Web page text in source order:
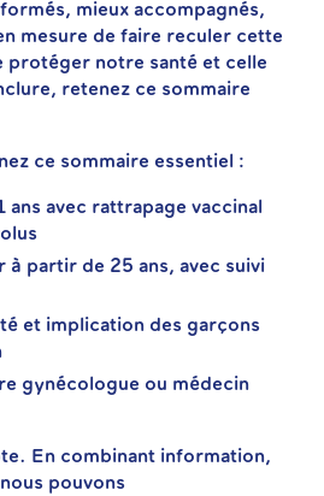
mieux accompagnés,
mesure de faire reculer cette
protéger notre santé et celle
retenez ce sommaire
ce sommaire essentiel :
ans avec rattrapage vaccinal
à partir de 25 ans, avec suivi
et implication des garçons
gynécologue ou médecin
En combinant information,
pouvons